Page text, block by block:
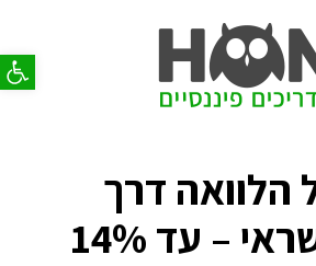
פתח
הלוואה דרך
– עד 14%